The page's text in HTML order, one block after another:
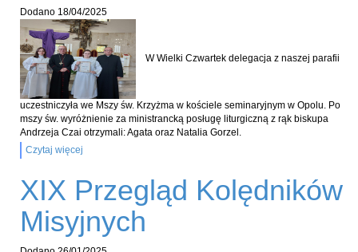
Dodano 18/04/2025
W Wielki Czwartek delegacja z naszej parafii
uczestniczyła we Mszy św. Krzyżma w kościele seminaryjnym w Opolu. Po
mszy św. wyróżnienie za ministrancką posługę liturgiczną z rąk biskupa
Andrzeja Czai otrzymali: Agata oraz Natalia Gorzel.
Czytaj więcej
XIX Przegląd Kolędników
Misyjnych